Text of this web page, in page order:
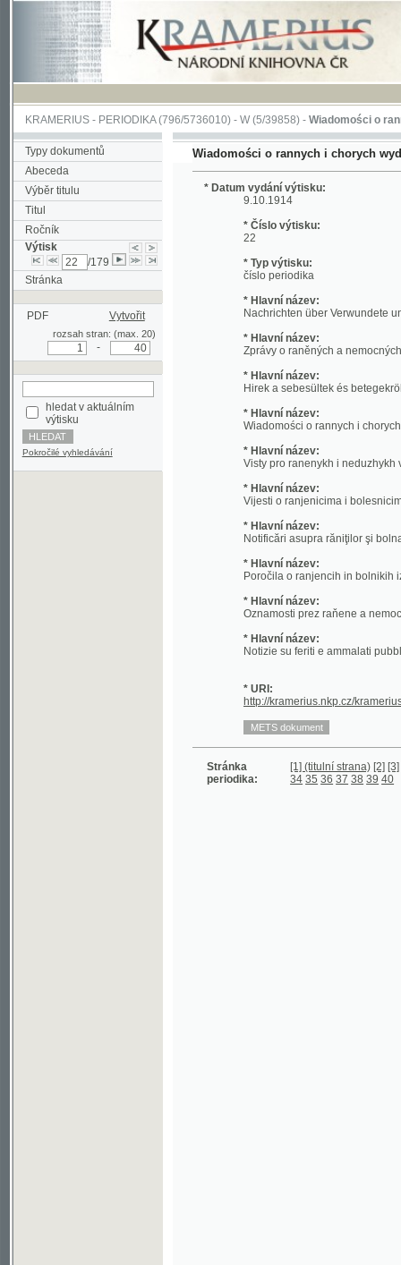
KRAMERIUS-PERIODIKA(796/5736010) -W(5/39858) -Wiadomości o rannych i
Typy dokumentů
Abeceda
Výběr titulu
Titul
Ročník
Výtisk
/179
Stránka
PDF
rozsah stran: (max. 20)
výtisku
Pokročilé vyhledávání
Wiadomości o rannych i chorych wydane
* Datum vydání výtisku:
9.10.1914
* Číslo výtisku:
* Typ výtisku:
* Hlavní název:
Nachrichten über Verwundete und
* Hlavní název:
Zprávy o raněných a nemocných vydané
* Hlavní název:
Hirek a sebesültek és betegekröl
* Hlavní název:
Wiadomości o rannych i chorych
* Hlavní název:
Visty pro ranenykh i neduzhykh vydani
* Hlavní název:
Vijesti o ranjenicima i bolesnicima
Notificări asupra răniţilor şi bolnavilor
Poročila o ranjencih in bolnikih izdana
Oznamosti prez raňene a nemocne
* Hlavní název:
http://kramerius.nkp.cz/kramerius/
[1] (titulní strana) [2] [3] [4] 5 6 7
34 35 36 37 38 39 40